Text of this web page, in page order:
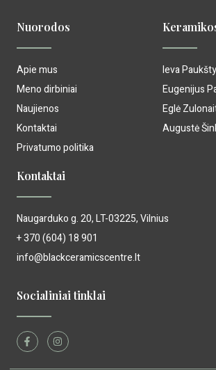
Nuorodos
Apie mus
Meno dirbiniai
Naujienos
Kontaktai
Privatumo politika
Ieva
Eugenijus
Eglė
Augustė
Kontaktai
Naugarduko g. 20, LT-03225, Vilnius
+ 370 (604) 18 901
info@blackceramicscentre.lt
Socialiniai tinklai